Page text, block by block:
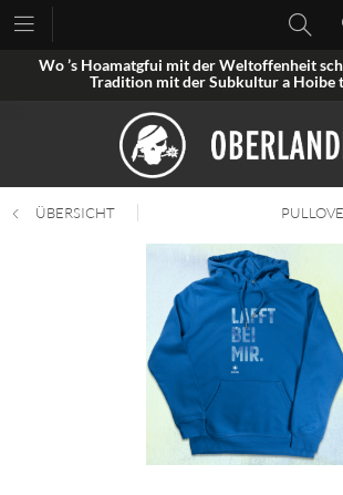
Wo ’s Hoamatgfui mit der Weltoffenheit
Tradition mit der Subkultur a Hoibe
ÜBERSICHT